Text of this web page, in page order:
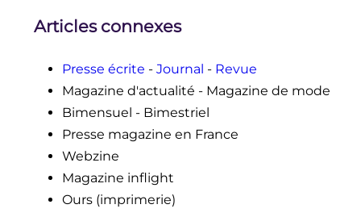
Articles connexes
Presse écrite - Journal - Revue
Magazine d'actualité - Magazine de mode
Bimensuel - Bimestriel
Presse magazine en France
Webzine
Magazine inflight
Ours (imprimerie)